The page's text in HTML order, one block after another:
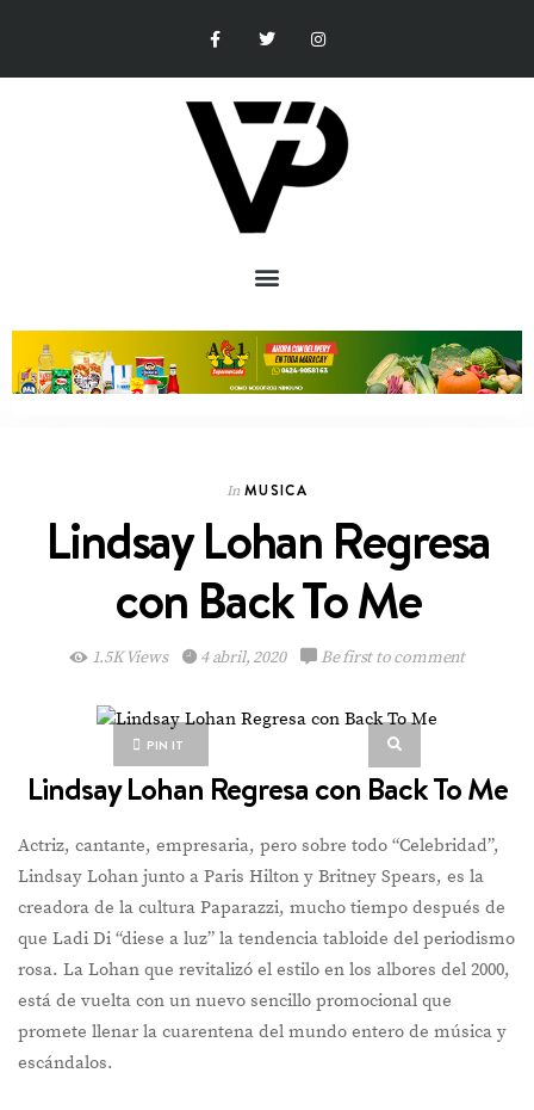
In MUSICA
Lindsay Lohan Regresa
con Back To Me
1.5K Views 4 abril, 2020 Be first to comment
PIN IT
Lindsay Lohan Regresa con Back To Me
Actriz, cantante, empresaria, pero sobre todo “Celebridad”,
Lindsay Lohan junto a Paris Hilton y Britney Spears, es la
creadora de la cultura Paparazzi, mucho tiempo después de
que Ladi Di “diese a luz” la tendencia tabloide del periodismo
rosa. La Lohan que revitalizó el estilo en los albores del 2000,
está de vuelta con un nuevo sencillo promocional que
promete llenar la cuarentena del mundo entero de música y
escándalos.